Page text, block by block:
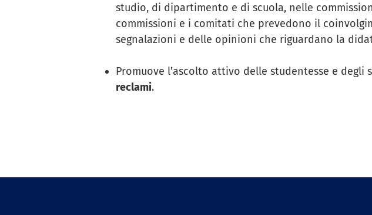
studio, di dipartimento e di scuola, nelle
commissioni e i comitati che prevedono il
segnalazioni e delle opinioni che riguardano la
Promuove l’ascolto attivo delle studentesse e
reclami.